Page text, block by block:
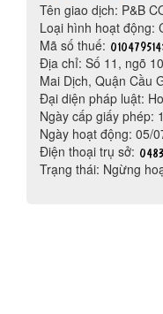
Tên giao dịch: P&B
Loại hình hoạt động:
Mã số thuế:
Địa chỉ: Số 11, ngõ
Mai Dịch, Quận Cầu
Đại diện pháp luật:
Ngày cấp giấy phép:
Ngày hoạt động: 05/
Điện thoại trụ sở:
Trạng thái: Ngừng